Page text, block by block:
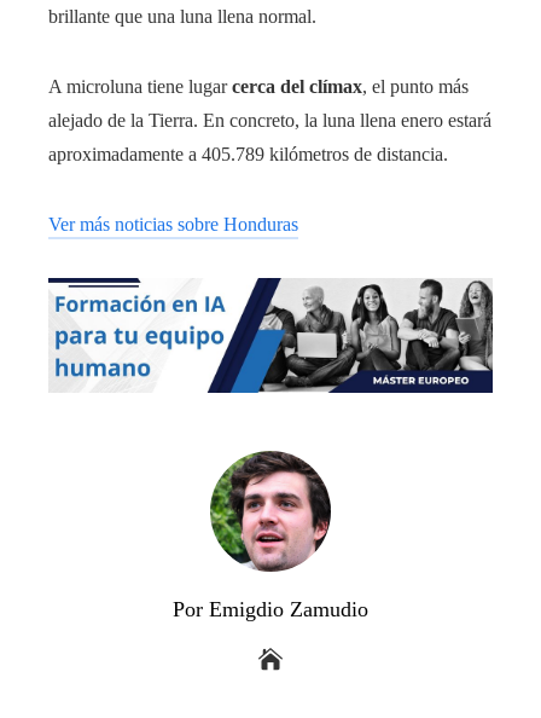
brillante que una luna llena normal.
A microluna tiene lugarcerca del clímax, el punto más
alejado de la Tierra. En concreto, la luna llena enero estará
aproximadamente a 405.789 kilómetros de distancia.
Ver más noticias sobre Honduras
Por Emigdio Zamudio